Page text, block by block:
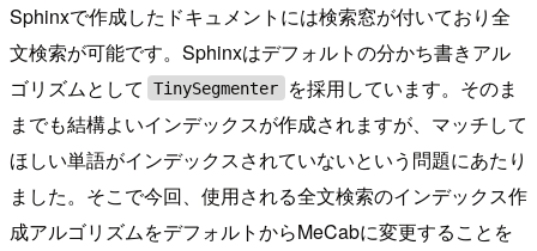
Sphinxで作成したドキュメントには検索窓が付いており全
文検索が可能です。Sphinxはデフォルトの分かち書きアル
ゴリズムとして
TinySegmenter
を採用しています。そのま
までも結構よいインデックスが作成されますが、マッチして
ほしい単語がインデックスされていないという問題にあたり
ました。そこで今回、使用される全文検索のインデックス作
成アルゴリズムをデフォルトからMeCabに変更することを